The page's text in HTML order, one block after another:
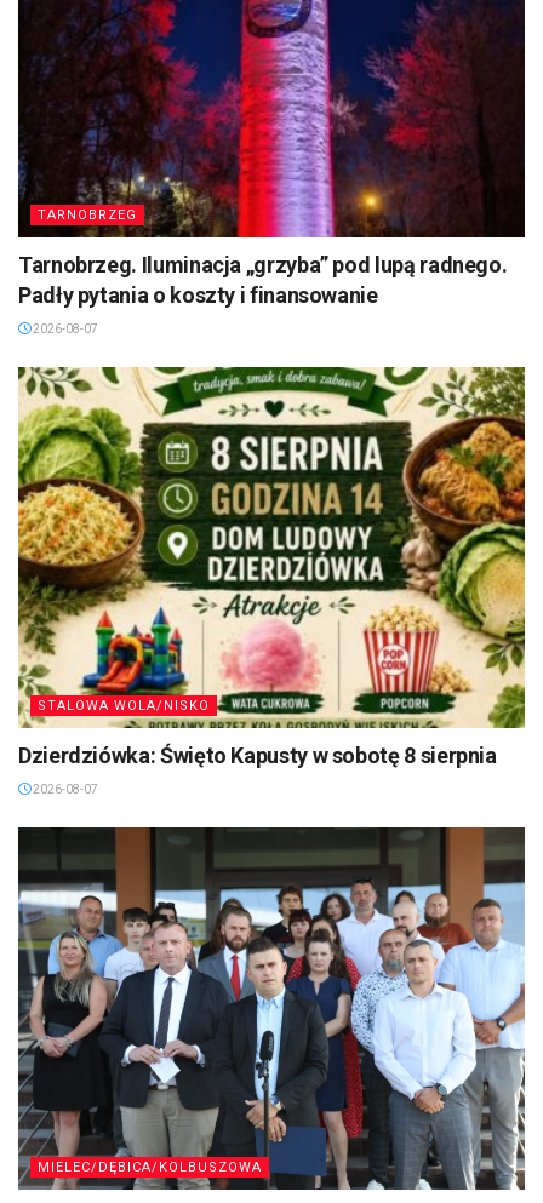
TARNOBRZEG
Tarnobrzeg. Iluminacja „grzyba” pod lupą radnego.
Padły pytania o koszty i finansowanie
2026-08-07
STALOWA WOLA/NISKO
Dzierdziówka: Święto Kapusty w sobotę 8 sierpnia
2026-08-07
MIELEC/DĘBICA/KOLBUSZOWA